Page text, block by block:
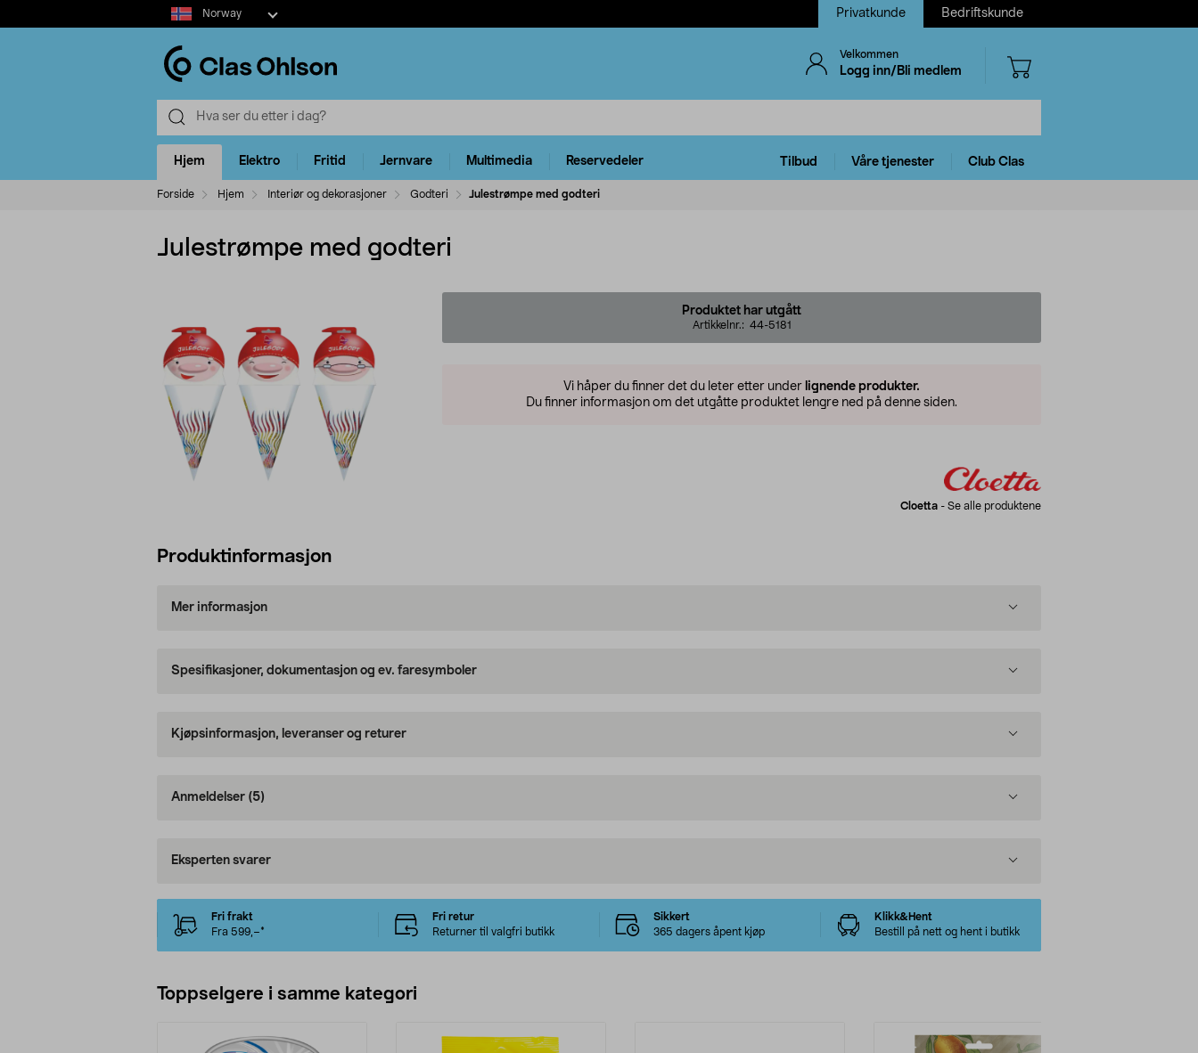
Select
market
Norway Privatkunde Bedriftskunde
Velkommen
Logg inn/Bli medlem
Hjem Elektro Fritid Jernvare Multimedia Reservedeler Tilbud Våre tjenester Club Clas
Forside Hjem Interiør og dekorasjoner Godteri Julestrømpe med godteri
Julestrømpe med godteri
Produktet har utgått
Artikkelnr.: 44-5181
Vi håper du finner det du leter etter under lignende produkter.
Du finner informasjon om det utgåtte produktet lengre ned på denne siden.
Cloetta - Se alle produktene
Produktinformasjon
Mer informasjon
Spesifikasjoner, dokumentasjon og ev. faresymboler
Kjøpsinformasjon, leveranser og returer
Anmeldelser (5)
Eksperten svarer
Fri frakt
Fra 599,–*
Fri retur
Returner til valgfri butikk
Sikkert
365 dagers åpent kjøp
Klikk&Hent
Bestill på nett og hent i butikk
Toppselgere i samme kategori